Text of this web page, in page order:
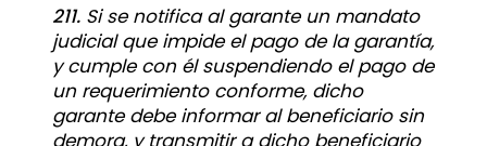
211.Si se notifica al garante un mandato
judicial que impide el pago de la garantía,
y cumple con él suspendiendo el pago de
un requerimiento conforme, dicho
garante debe informar al beneficiario sin
demora, y transmitir a dicho beneficiario